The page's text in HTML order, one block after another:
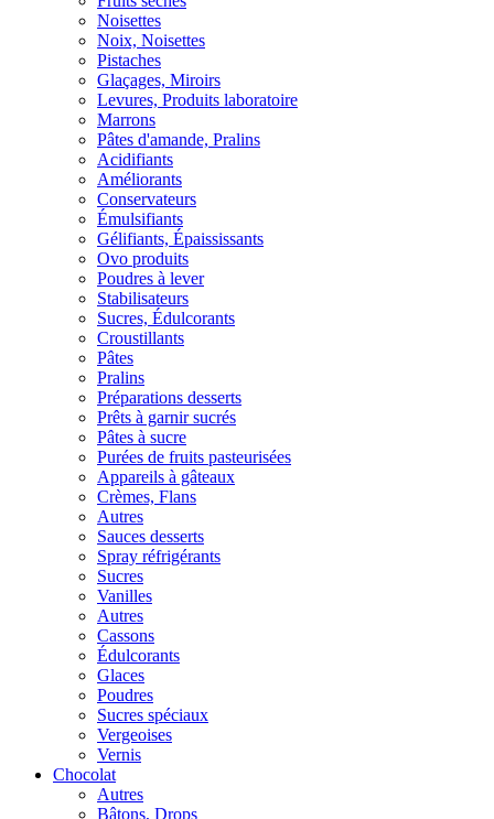
Noisettes
Noix, Noisettes
Pistaches
Glaçages, Miroirs
Levures, Produits laboratoire
Marrons
Pâtes d'amande, Pralins
Acidifiants
Améliorants
Conservateurs
Émulsifiants
Gélifiants, Épaississants
Ovo produits
Poudres à lever
Stabilisateurs
Sucres, Édulcorants
Croustillants
Pâtes
Pralins
Préparations desserts
Prêts à garnir sucrés
Pâtes à sucre
Purées de fruits pasteurisées
Appareils à gâteaux
Crèmes, Flans
Autres
Sauces desserts
Spray réfrigérants
Sucres
Vanilles
Autres
Cassons
Édulcorants
Glaces
Poudres
Sucres spéciaux
Vergeoises
Vernis
Chocolat
Autres
Bâtons, Drops